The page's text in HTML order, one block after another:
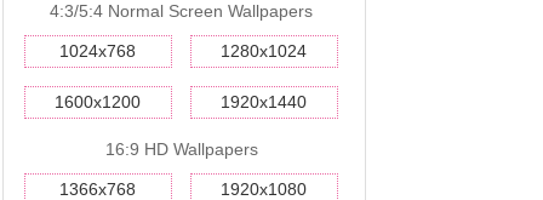
4:3/5:4 Normal Screen Wallpapers
1024x768 1280x1024
1600x1200 1920x1440
16:9 HD Wallpapers
1366x768 1920x1080